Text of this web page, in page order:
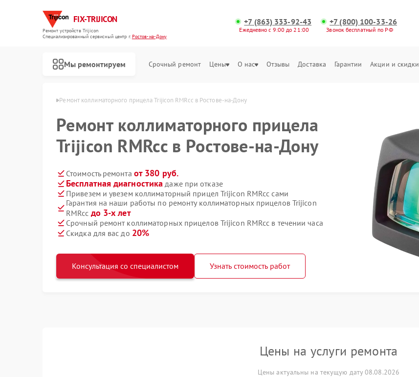
FIX-TRIJICON
Ремонт устройств Trijicon
Специализированный cервисный центр г.Ростов-на-Дону
+7 (863) 333-92-43
Ежедневно с 9:00 до 21:00
+7 (800) 100-33-26
Звонок бесплатный по РФ
Мы ремонтируем Срочный ремонт Цены О нас Отзывы Доставка Гарантии Акции и скидки
в Ростове-на-Дону Ремонт коллиматорного прицела Trijicon RMRcc в Ростове-на-Дону
Ремонт коллиматорного прицела
Trijicon RMRcc в Ростове-на-Дону
Стоимость ремонта от 380 руб.
Бесплатная диагностика даже при отказе
Привезем и увезем коллиматорный прицел Trijicon RMRcc сами
Гарантия на наши работы по ремонту коллиматорных прицелов Trijicon
RMRcc до 3-х лет
Срочный ремонт коллиматорных прицелов Trijicon RMRcc в течении часа
Скидка для вас до 20%
Консультация со специалистом Узнать стоимость работ
Цены на услуги ремонта
Цены актуальны на текущую дату 08.08.2026